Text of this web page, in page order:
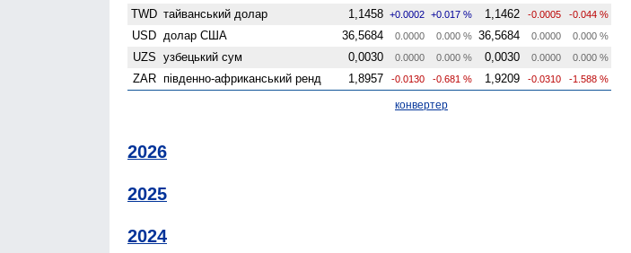
TWD тайванський долар 1,1458 +0.0002 +0.017 % 1,1462 -0.0005 -0.044 %
USD долар США 36,5684 0.0000 0.000 % 36,5684 0.0000 0.000 %
UZS узбецький сум 0,0030 0.0000 0.000 % 0,0030 0.0000 0.000 %
ZAR південно-африканський ренд 1,8957 -0.0130 -0.681 % 1,9209 -0.0310 -1.588 %
конвертер
2026
2025
2024